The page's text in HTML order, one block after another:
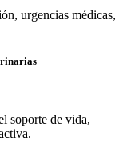
urgencias médicas,
soporte de vida,